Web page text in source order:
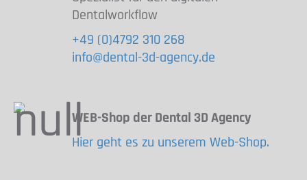
Dentalworkflow
+49 (0)4792 310 268
info@dental-3d-agency.de
WEB-Shop der Dental 3D Agency
Hier geht es zu unserem Web-Shop.